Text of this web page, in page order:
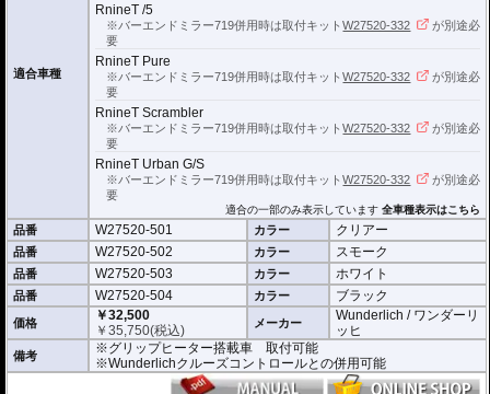
適合車種
RnineT /5
※バーエンドミラー719併用時は取付キットW27520-332
が別途必
要
RnineT Pure
※バーエンドミラー719併用時は取付キットW27520-332
が別途必
要
RnineT Scrambler
※バーエンドミラー719併用時は取付キットW27520-332
が別途必
要
RnineT Urban G/S
※バーエンドミラー719併用時は取付キットW27520-332
が別途必
要
適合の一部のみ表示しています全車種表示はこちら
品番 W27520-501 カラー クリアー
品番 W27520-502 カラー スモーク
品番 W27520-503 カラー ホワイト
品番 W27520-504 カラー ブラック
価格
￥32,500
￥35,750(税込) メーカー
Wunderlich / ワンダーリ
ッヒ
備考
※グリップヒーター搭載車 取付可能
※Wunderlichクルーズコントロールとの併用可能